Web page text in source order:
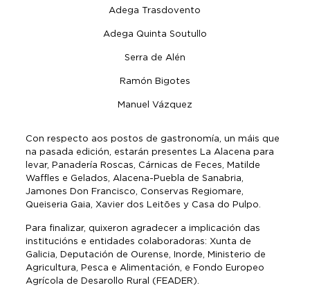
Adega Trasdovento
Adega Quinta Soutullo
Serra de Alén
Ramón Bigotes
Manuel Vázquez
Con respecto aos postos de gastronomía, un máis que
na pasada edición, estarán presentes La Alacena para
levar, Panadería Roscas, Cárnicas de Feces, Matilde
Waffles e Gelados, Alacena-Puebla de Sanabria,
Jamones Don Francisco, Conservas Regiomare,
Queiseria Gaia, Xavier dos Leitões y Casa do Pulpo.
Para finalizar, quixeron agradecer a implicación das
institucións e entidades colaboradoras: Xunta de
Galicia, Deputación de Ourense, Inorde, Ministerio de
Agricultura, Pesca e Alimentación, e Fondo Europeo
Agrícola de Desarollo Rural (FEADER).